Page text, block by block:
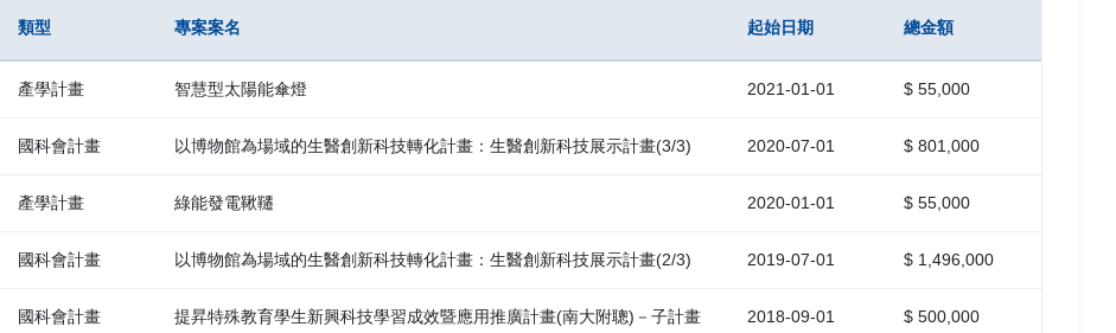
類型 專案案名 起始日期 總金額
產學計畫 智慧型太陽能傘燈 2021-01-01 $ 55,000
國科會計畫 以博物館為場域的生醫創新科技轉化計畫：生醫創新科技展示計畫(3/3) 2020-07-01 $ 801,000
產學計畫 綠能發電鞦韆 2020-01-01 $ 55,000
國科會計畫 以博物館為場域的生醫創新科技轉化計畫：生醫創新科技展示計畫(2/3) 2019-07-01 $ 1,496,000
國科會計畫
提昇特殊教育學生新興科技學習成效暨應用推廣計畫(南大附聰)－子計畫
2018-09-01 $ 500,000